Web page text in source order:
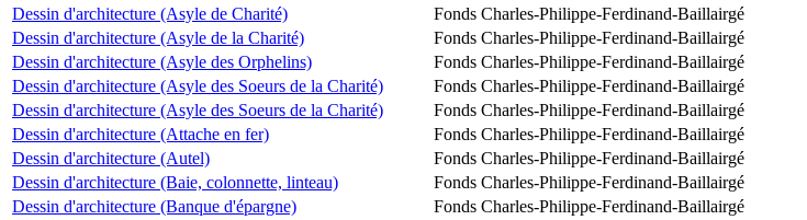
Dessin d'architecture (Asyle de Charité)
Fonds Charles-Philippe-Ferdinand-Baillairgé
Dessin d'architecture (Asyle de la Charité)
Fonds Charles-Philippe-Ferdinand-Baillairgé
Dessin d'architecture (Asyle des Orphelins)
Fonds Charles-Philippe-Ferdinand-Baillairgé
Dessin d'architecture (Asyle des Soeurs de la Charité)
Fonds Charles-Philippe-Ferdinand-Baillairgé
Dessin d'architecture (Asyle des Soeurs de la Charité)
Fonds Charles-Philippe-Ferdinand-Baillairgé
Dessin d'architecture (Attache en fer)
Fonds Charles-Philippe-Ferdinand-Baillairgé
Dessin d'architecture (Autel)
Fonds Charles-Philippe-Ferdinand-Baillairgé
Dessin d'architecture (Baie, colonnette, linteau)
Fonds Charles-Philippe-Ferdinand-Baillairgé
Dessin d'architecture (Banque d'épargne)
Fonds Charles-Philippe-Ferdinand-Baillairgé